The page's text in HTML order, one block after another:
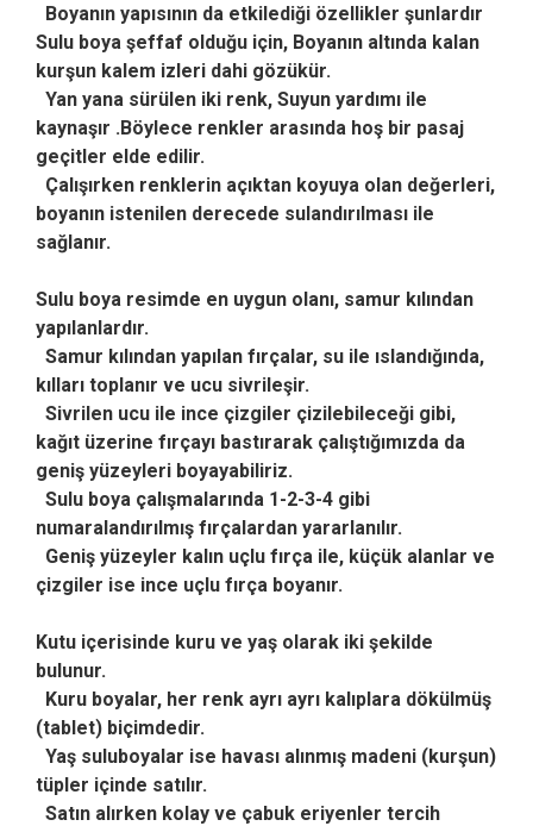
Boyanın yapısının da etkilediği özellikler şunlardır
Sulu boya şeffaf olduğu için, Boyanın altında kalan
kurşun kalem izleri dahi gözükür.
Yan yana sürülen iki renk, Suyun yardımı ile
kaynaşır .Böylece renkler arasında hoş bir pasaj
geçitler elde edilir.
Çalışırken renklerin açıktan koyuya olan değerleri,
boyanın istenilen derecede sulandırılması ile
sağlanır.
Sulu boya resimde en uygun olanı, samur kılından
yapılanlardır.
Samur kılından yapılan fırçalar, su ile ıslandığında,
kılları toplanır ve ucu sivrileşir.
Sivrilen ucu ile ince çizgiler çizilebileceği gibi,
kağıt üzerine fırçayı bastırarak çalıştığımızda da
geniş yüzeyleri boyayabiliriz.
Sulu boya çalışmalarında 1-2-3-4 gibi
numaralandırılmış fırçalardan yararlanılır.
Geniş yüzeyler kalın uçlu fırça ile, küçük alanlar ve
çizgiler ise ince uçlu fırça boyanır.
Kutu içerisinde kuru ve yaş olarak iki şekilde
bulunur.
Kuru boyalar, her renk ayrı ayrı kalıplara dökülmüş
(tablet) biçimdedir.
Yaş suluboyalar ise havası alınmış madeni (kurşun)
tüpler içinde satılır.
Satın alırken kolay ve çabuk eriyenler tercih